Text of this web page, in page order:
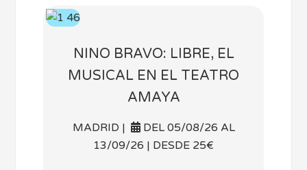
NINO BRAVO: LIBRE, EL
MUSICAL EN EL TEATRO
AMAYA
MADRID |
DEL 05/08/26 AL
13/09/26 | DESDE 25€